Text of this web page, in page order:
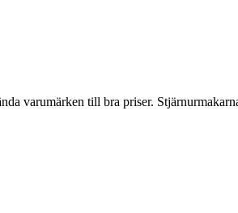
varumärken till bra priser.